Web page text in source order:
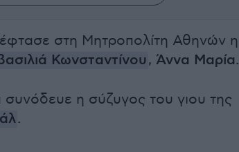
έφτασε στη Μητροπολίτη Αθηνών η
Κωνσταντίνου, Άννα Μαρία.
συνόδευε η σύζυγος του γιου της
.